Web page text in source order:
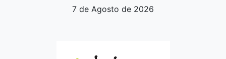
7 de Agosto de 2026